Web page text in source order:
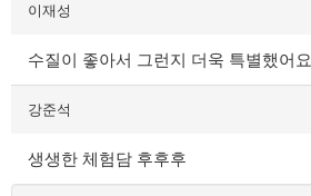
이재성
수질이 좋아서 그런지 더욱 특별했어요
강준석
생생한 체험담 후후후